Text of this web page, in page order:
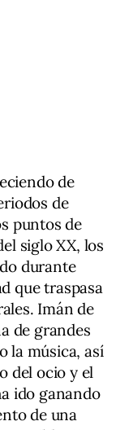
de
de
puntos de
siglo XX, los
durante
que traspasa
Imán de
de grandes
la música, así
del ocio y el
ido ganando
de una